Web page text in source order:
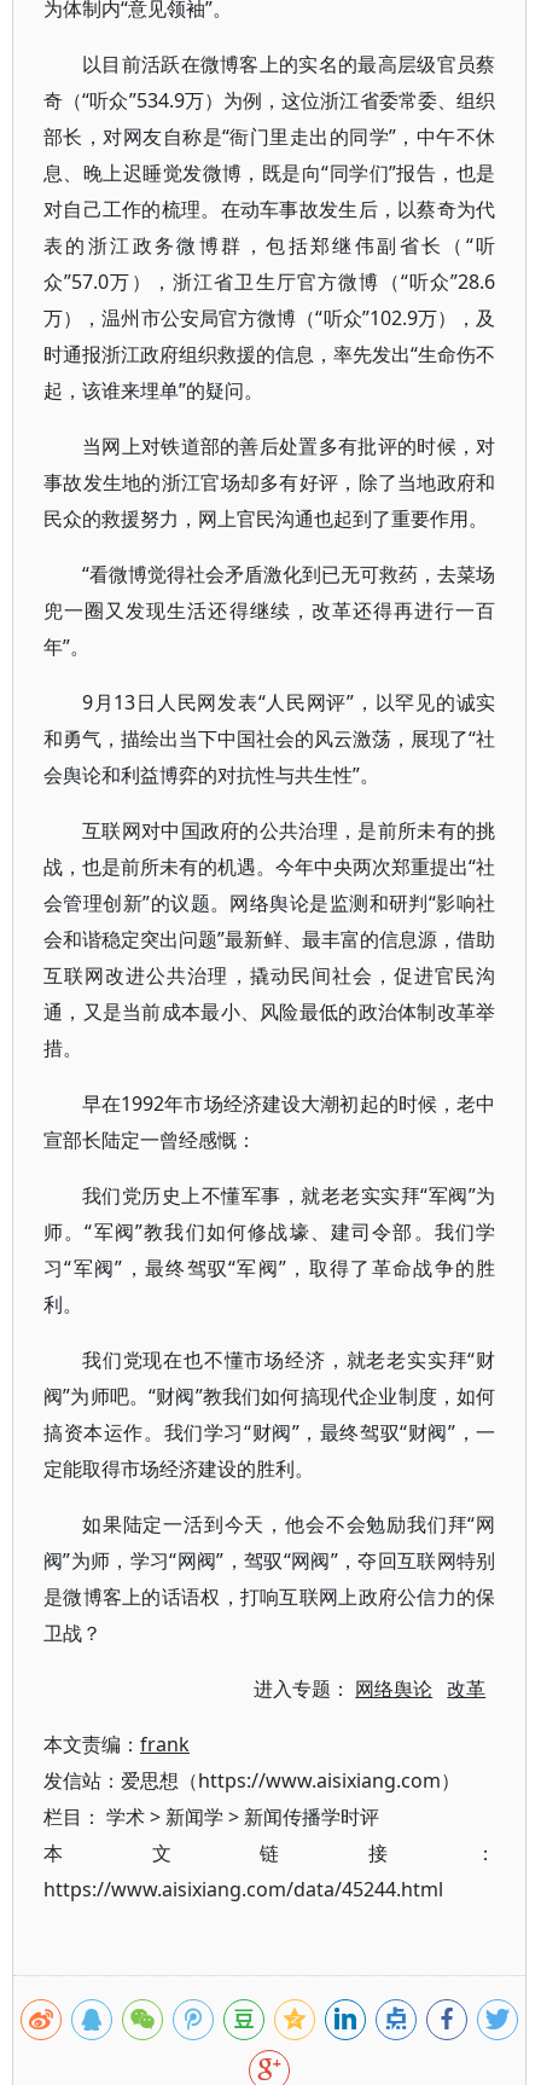
为体制内“意见领袖”。
以目前活跃在微博客上的实名的最高层级官员蔡
奇（“听众”534.9万）为例，这位浙江省委常委、组织
部长，对网友自称是“衙门里走出的同学”，中午不休
息、晚上迟睡觉发微博，既是向“同学们”报告，也是
对自己工作的梳理。在动车事故发生后，以蔡奇为代
表的浙江政务微博群，包括郑继伟副省长（“听
众”57.0万），浙江省卫生厅官方微博（“听众”28.6
万），温州市公安局官方微博（“听众”102.9万），及
时通报浙江政府组织救援的信息，率先发出“生命伤不
起，该谁来埋单”的疑问。
当网上对铁道部的善后处置多有批评的时候，对
事故发生地的浙江官场却多有好评，除了当地政府和
民众的救援努力，网上官民沟通也起到了重要作用。
“看微博觉得社会矛盾激化到已无可救药，去菜场
兜一圈又发现生活还得继续，改革还得再进行一百
年”。
9月13日人民网发表“人民网评”，以罕见的诚实
和勇气，描绘出当下中国社会的风云激荡，展现了“社
会舆论和利益博弈的对抗性与共生性”。
互联网对中国政府的公共治理，是前所未有的挑
战，也是前所未有的机遇。今年中央两次郑重提出“社
会管理创新”的议题。网络舆论是监测和研判“影响社
会和谐稳定突出问题”最新鲜、最丰富的信息源，借助
互联网改进公共治理，撬动民间社会，促进官民沟
通，又是当前成本最小、风险最低的政治体制改革举
措。
早在1992年市场经济建设大潮初起的时候，老中
宣部长陆定一曾经感慨：
我们党历史上不懂军事，就老老实实拜“军阀”为
师。“军阀”教我们如何修战壕、建司令部。我们学
习“军阀”，最终驾驭“军阀”，取得了革命战争的胜
利。
我们党现在也不懂市场经济，就老老实实拜“财
阀”为师吧。“财阀”教我们如何搞现代企业制度，如何
搞资本运作。我们学习“财阀”，最终驾驭“财阀”，一
定能取得市场经济建设的胜利。
如果陆定一活到今天，他会不会勉励我们拜“网
阀”为师，学习“网阀”，驾驭“网阀”，夺回互联网特别
是微博客上的话语权，打响互联网上政府公信力的保
卫战？
进入专题： 网络舆论 改革
本文责编： frank
发信站：爱思想（https://www.aisixiang.com）
栏目： 学术> 新闻学 > 新闻传播学时评
本文链接：
https://www.aisixiang.com/data/45244.html